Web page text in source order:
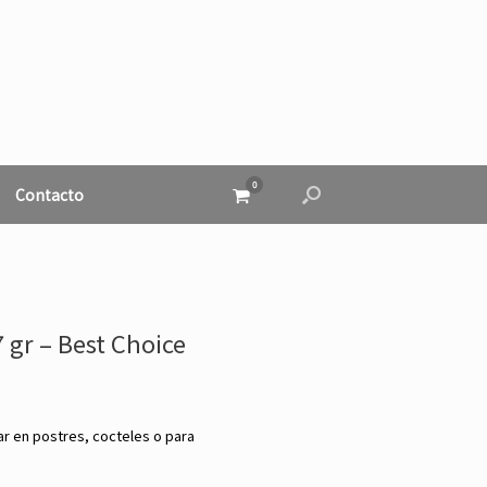
Contacto Ver
el
carrito
0
– Best Choice
en postres, cocteles o para